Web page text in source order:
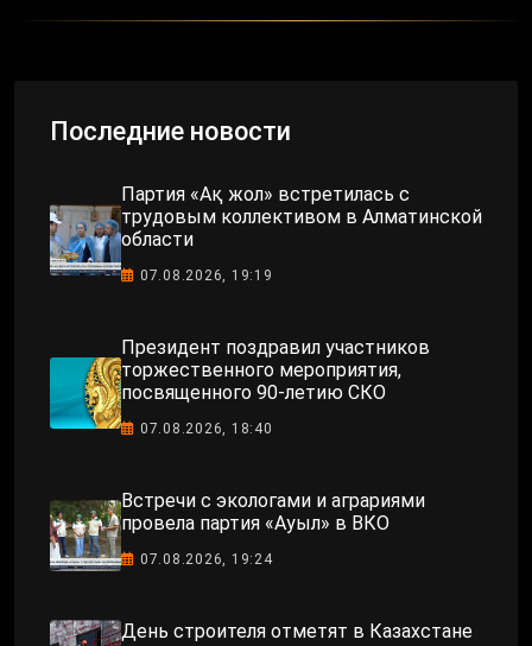
Последние новости
Партия «Ақ жол» встретилась с
трудовым коллективом в Алматинской
области
07.08.2026, 19:19
Президент поздравил участников
торжественного мероприятия,
посвященного 90-летию СКО
07.08.2026, 18:40
Встречи с экологами и аграриями
провела партия «Ауыл» в ВКО
07.08.2026, 19:24
День строителя отметят в Казахстане